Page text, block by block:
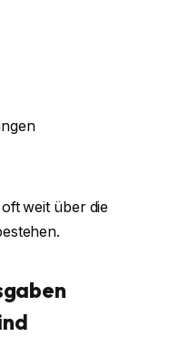
weit über die